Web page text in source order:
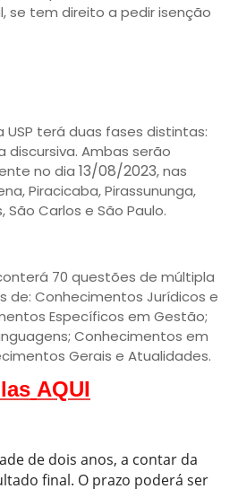
se tem direito a pedir isenção
USP terá duas fases distintas:
discursiva. Ambas serão
no dia 13/08/2023, nas
Piracicaba, Pirassununga,
São Carlos e São Paulo.
70 questões de múltipla
de: Conhecimentos Jurídicos e
Específicos em Gestão;
Conhecimentos em
Gerais e Atualidades.
AQUI
de dois anos, a contar da
final. O prazo poderá ser